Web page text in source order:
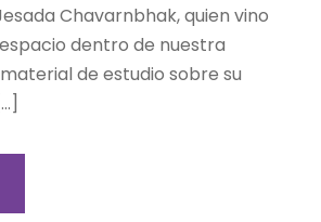
Chavarnbhak, quien vino
dentro de nuestra
de estudio sobre su